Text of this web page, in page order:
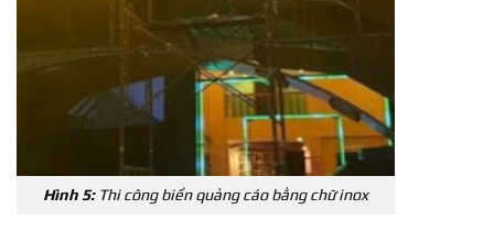
Hình 5:Thi công biển quảng cáo bằng chữ inox